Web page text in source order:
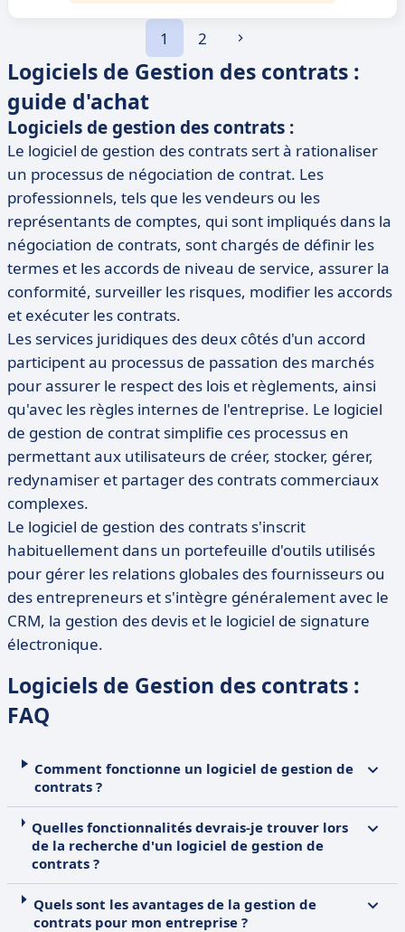
1 2
Logiciels de Gestion des contrats :
guide d'achat
Logiciels de gestion des contrats :
Le logiciel de gestion des contrats sert à rationaliser
un processus de négociation de contrat. Les
professionnels, tels que les vendeurs ou les
représentants de comptes, qui sont impliqués dans la
négociation de contrats, sont chargés de définir les
termes et les accords de niveau de service, assurer la
conformité, surveiller les risques, modifier les accords
et exécuter les contrats.
Les services juridiques des deux côtés d'un accord
participent au processus de passation des marchés
pour assurer le respect des lois et règlements, ainsi
qu'avec les règles internes de l'entreprise. Le logiciel
de gestion de contrat simplifie ces processus en
permettant aux utilisateurs de créer, stocker, gérer,
redynamiser et partager des contrats commerciaux
complexes.
Le logiciel de gestion des contrats s'inscrit
habituellement dans un portefeuille d'outils utilisés
pour gérer les relations globales des fournisseurs ou
des entrepreneurs et s'intègre généralement avec le
CRM, la gestion des devis et le logiciel de signature
électronique.
Logiciels de Gestion des contrats :
FAQ
Comment fonctionne un logiciel de gestion de
contrats ?
Quelles fonctionnalités devrais-je trouver lors
de la recherche d'un logiciel de gestion de
contrats ?
Quels sont les avantages de la gestion de
contrats pour mon entreprise ?